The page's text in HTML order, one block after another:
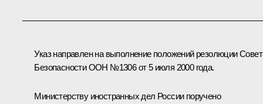
Указ направлен на выполнение положений резолюции
Безопасности ООН №1306 от 5 июля 2000 года.
Министерству иностранных дел России поручено